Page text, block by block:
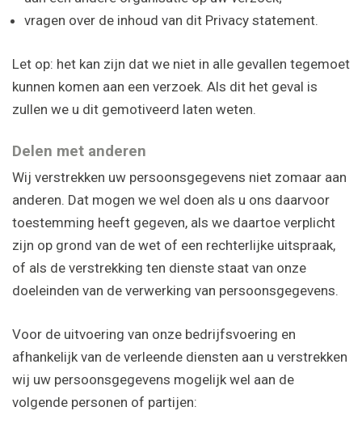
vragen over de inhoud van dit Privacy statement.
Let op: het kan zijn dat we niet in alle gevallen tegemoet
kunnen komen aan een verzoek. Als dit het geval is
zullen we u dit gemotiveerd laten weten.
Delen met anderen
Wij verstrekken uw persoonsgegevens niet zomaar aan
anderen. Dat mogen we wel doen als u ons daarvoor
toestemming heeft gegeven, als we daartoe verplicht
zijn op grond van de wet of een rechterlijke uitspraak,
of als de verstrekking ten dienste staat van onze
doeleinden van de verwerking van persoonsgegevens.
Voor de uitvoering van onze bedrijfsvoering en
afhankelijk van de verleende diensten aan u verstrekken
wij uw persoonsgegevens mogelijk wel aan de
volgende personen of partijen: